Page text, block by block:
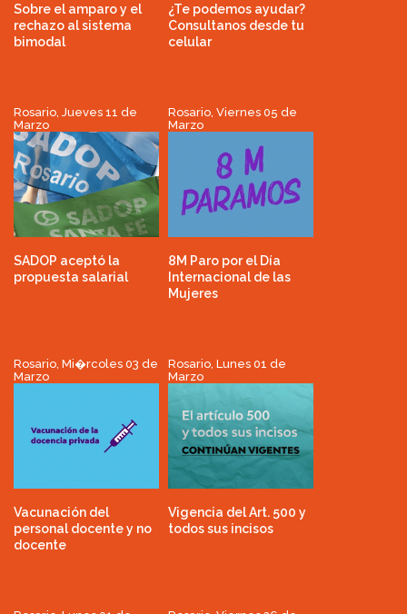
Sobre el amparo y el
rechazo al sistema
bimodal
¿Te podemos ayudar?
Consultanos desde tu
celular
Rosario, Jueves 11 de
Marzo
SADOP aceptó la
propuesta salarial
Rosario, Viernes 05 de
Marzo
8M Paro por el Día
Internacional de las
Mujeres
Rosario, Mi�rcoles 03 de
Marzo
Vacunación del
personal docente y no
docente
Rosario, Lunes 01 de
Marzo
Vigencia del Art. 500 y
todos sus incisos